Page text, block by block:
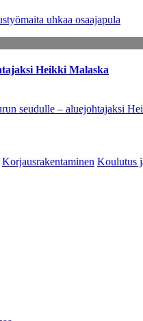
uhkaa osaajapula
Heikki Malaska
seudulle – aluejohtajaksi
Korjausrakentaminen Koulutus